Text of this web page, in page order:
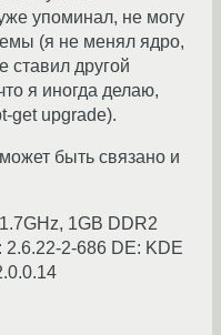
упоминал, не могу
(я не менял ядро,
ставил другой
я иногда делаю,
get upgrade).
быть связано и
1GB DDR2
2-686 DE: KDE